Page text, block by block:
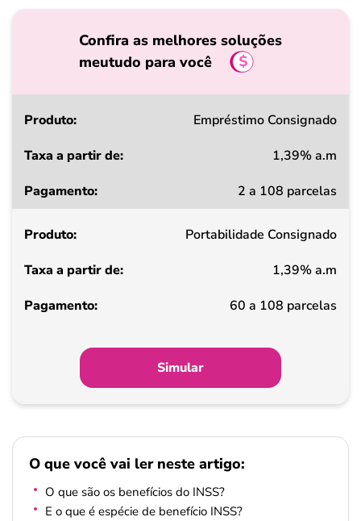
Confira as melhores soluções
meutudo para você
Produto
a
de
Pagamento
Empréstimo Consignado
1,39% a.m
2 a 108 parcelas
Portabilidade Consignado
1,39% a.m
60 a 108 parcelas
Simular
O que você vai ler neste artigo:
O que são os benefícios do INSS?
E o que é espécie de benefício INSS?